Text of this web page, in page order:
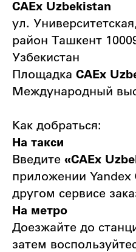
CAEx Uzbekistan
ул.
район Ташкент
Узбекистан
Площадка CAEx
Международный
Как добраться:
На такси
Введите «CAEx
приложении
другом сервисе
На метро
Доезжайте до
затем